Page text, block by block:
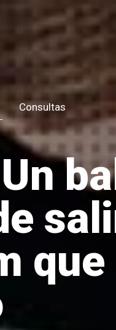
Consultas